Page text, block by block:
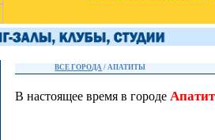
ВСЕ ГОРОДА /АПАТИТЫ
В настоящее время в городе